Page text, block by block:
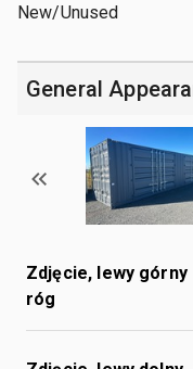
New/Unused
General
Zdjęcie, lewy górny
róg